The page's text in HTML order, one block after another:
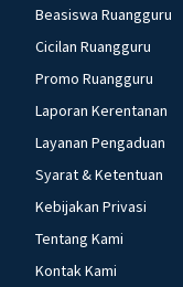
Beasiswa Ruangguru
Cicilan Ruangguru
Promo Ruangguru
Laporan Kerentanan
Layanan Pengaduan
Syarat & Ketentuan
Kebijakan Privasi
Tentang Kami
Kontak Kami